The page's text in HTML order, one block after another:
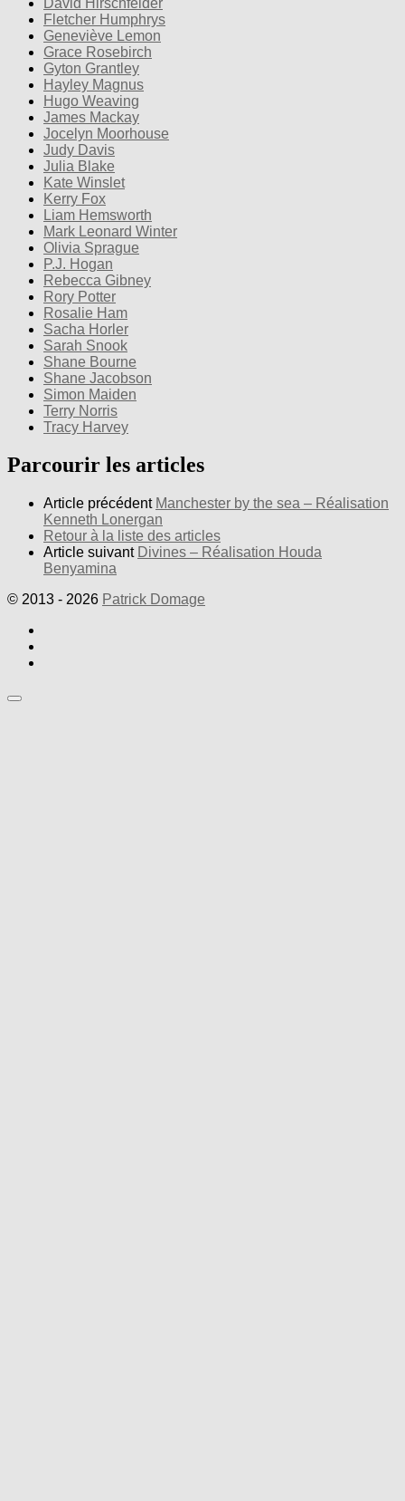
Fletcher Humphrys
Geneviève Lemon
Grace Rosebirch
Gyton Grantley
Hayley Magnus
Hugo Weaving
James Mackay
Jocelyn Moorhouse
Judy Davis
Julia Blake
Kate Winslet
Kerry Fox
Liam Hemsworth
Mark Leonard Winter
Olivia Sprague
P.J. Hogan
Rebecca Gibney
Rory Potter
Rosalie Ham
Sacha Horler
Sarah Snook
Shane Bourne
Shane Jacobson
Simon Maiden
Terry Norris
Tracy Harvey
Parcourir les articles
Article précédent Manchester by the sea – Réalisation
Kenneth Lonergan
Retour à la liste des articles
Article suivant Divines – Réalisation Houda
Benyamina
© 2013 - 2026 Patrick Domage